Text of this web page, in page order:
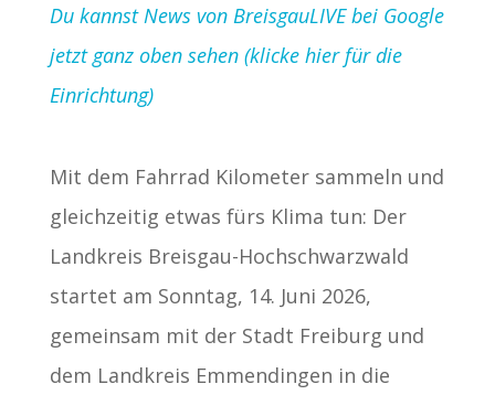
Du kannst News von BreisgauLIVE bei Google
jetzt ganz oben sehen (klicke hier für die
Einrichtung)
Mit dem Fahrrad Kilometer sammeln und
gleichzeitig etwas fürs Klima tun: Der
Landkreis Breisgau-Hochschwarzwald
startet am Sonntag, 14. Juni 2026,
gemeinsam mit der Stadt Freiburg und
dem Landkreis Emmendingen in die